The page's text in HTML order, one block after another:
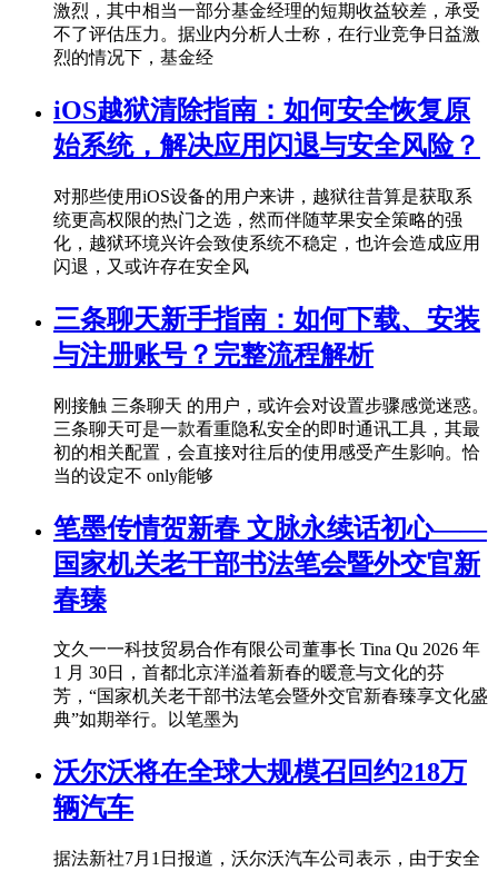
激烈，其中相当一部分基金经理的短期收益较差，承受
不了评估压力。据业内分析人士称，在行业竞争日益激
烈的情况下，基金经
iOS越狱清除指南：如何安全恢复原
始系统，解决应用闪退与安全风险？
对那些使用iOS设备的用户来讲，越狱往昔算是获取系
统更高权限的热门之选，然而伴随苹果安全策略的强
化，越狱环境兴许会致使系统不稳定，也许会造成应用
闪退，又或许存在安全风
三条聊天新手指南：如何下载、安装
与注册账号？完整流程解析
刚接触 三条聊天 的用户，或许会对设置步骤感觉迷惑。
三条聊天可是一款看重隐私安全的即时通讯工具，其最
初的相关配置，会直接对往后的使用感受产生影响。恰
当的设定不 only能够
笔墨传情贺新春 文脉永续话初心——
国家机关老干部书法笔会暨外交官新
春臻
文久一一科技贸易合作有限公司董事长 Tina Qu 2026 年
1 月 30日，首都北京洋溢着新春的暖意与文化的芬
芳，“国家机关老干部书法笔会暨外交官新春臻享文化盛
典”如期举行。以笔墨为
沃尔沃将在全球大规模召回约218万
辆汽车
据法新社7月1日报道，沃尔沃汽车公司表示，由于安全